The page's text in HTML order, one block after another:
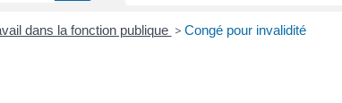
dans la fonction publique > Congé pour invalidité